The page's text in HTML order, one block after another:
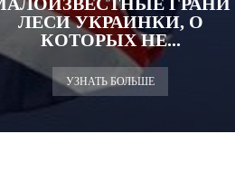
ЛЕСИ УКРАИНКИ, О
КОТОРЫХ НЕ...
УЗНАТЬ БОЛЬШЕ